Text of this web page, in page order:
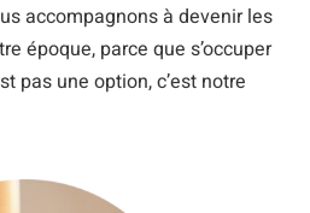
accompagnons à devenir les
époque, parce que s’occuper
pas une option, c’est notre